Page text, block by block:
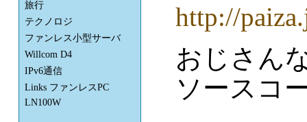
http://
おじさん
ソースコ
旅行
テクノロジ
ファンレス小型サーバ
Willcom D4
IPv6通信
Links ファンレスPC
LN100W